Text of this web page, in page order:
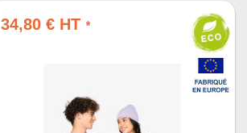
34,80 € HT *